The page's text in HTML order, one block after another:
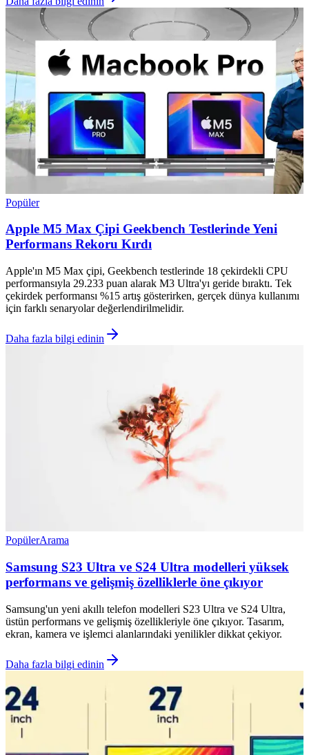
Popüler
Apple M5 Max Çipi Geekbench Testlerinde Yeni
Performans Rekoru Kırdı
Apple'ın M5 Max çipi, Geekbench testlerinde 18 çekirdekli CPU
performansıyla 29.233 puan alarak M3 Ultra'yı geride bıraktı. Tek
çekirdek performansı %15 artış gösterirken, gerçek dünya kullanımı
için farklı senaryolar değerlendirilmelidir.
Daha fazla bilgi edinin
PopülerArama
Samsung S23 Ultra ve S24 Ultra modelleri yüksek
performans ve gelişmiş özelliklerle öne çıkıyor
Samsung'un yeni akıllı telefon modelleri S23 Ultra ve S24 Ultra,
üstün performans ve gelişmiş özellikleriyle öne çıkıyor. Tasarım,
ekran, kamera ve işlemci alanlarındaki yenilikler dikkat çekiyor.
Daha fazla bilgi edinin